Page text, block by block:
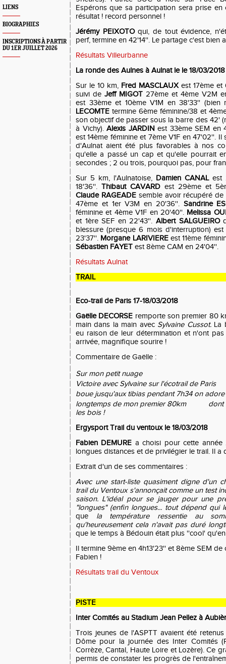
LIENS
BIOGRAPHIES
INSCRIPTIONS À PARTIR
DU 1ER JUILLET 2026
Espérons que sa participation sera prise
résultat ! record personnel !
Jérémy PEIXOTOqui, de tout évidence,
perf, termine en 42'14''. Le partage c'est bien
Résultats Villeurbanne
La ronde des Aulnes à Aulnat le le 18/03/2018
Sur le 10 km, Fred MASCLAUXest 17ème et
suivi de Jeff MIGOT 27ème et 4ème V2M
est 33ème et 10ème V1M en 38'33'' (bien
LECOMTE termine 6ème féminine/38 et
son objectif de passer sous la barre des 42'
à Vichy).Alexis JARDIN est 33ème SEM
est 14ème féminine et 7ème V1F en 47'02''.
d'Aulnat aient été plus favorables à nos
qu'elle a passé un cap et qu'elle pourrait
secondes ; 2 ou trois, pourquoi pas, pour
Sur 5 km, l'Aulnatoise, Damien CANALest
18'36''. Thibaut CAVARD est 29ème et
Claude RAGEADEsemble avoir récupéré de
47ème et 1er V3M en 20'36''. Sandrine
féminine et 4ème V1F en 20'40''. Melissa
et 1ère SEF en 22'43''. Albert SALGUEIRO
blessure (presque 6 mois d'interruption) est
23'37''. Morgane LARIVIEREest 11ème
Sébastien FAYET est 8ème CAM en 24'04''.
Résultats Aulnat
TRAIL
Eco-trail de Paris 17-18/03/2018
Gaëlle DECORSE remporte son premier 80
main dans la main avec Sylvaine Cussot.La
eu raison de leur détermination et n'ont
arrivée, magnifique sourire !
Commentaire de Gaëlle :
Sur mon petit nuage
Victoire avec Sylvaine sur l'écotrail de Paris
boue jusqu'aux tibias pendant 7h34 on adore
longtemps de mon premier 80km
dont
les bois !
Ergysport Trail du ventoux le 18/03/2018
Fabien DEMURE a choisi pour cette
longues distances et de privilégier le trail. Il a
Extrait d'un de ses commentaires :
Avec une start-liste quasiment digne d'un
trail du Ventoux s'annonçaitcomme un test
saison. L'idéal pour se jauger pour une
"longues" (enfin longues... tout dépend qui
que la température ressentie au
qu'heureusement cela n'avait pas duré
que le temps à Bédouin était plus ''cool'
Il termine 9ème en 4h13'23'' et 8ème SEM de
Fabien !
Résultats trail du Ventoux
PISTE
Inter Comités au Stadium Jean Pellez à
Trois jeunes de l'ASPTT avaient été
Dôme pour la journée des Inter Comités
Corrèze, Cantal, Haute Loire et Lozère). Ce
permis de constater les progrès de